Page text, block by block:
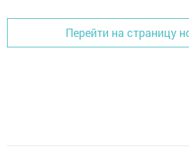
Перейти на страницу